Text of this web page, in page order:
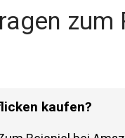
kaufen?